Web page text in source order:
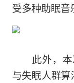
受多种助眠音
此外，
与失眠人群算